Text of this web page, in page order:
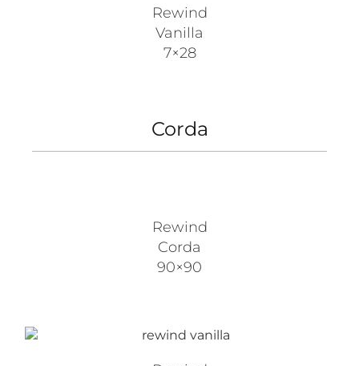
Rewind
Vanilla
7×28
Corda
Rewind
Corda
90×90